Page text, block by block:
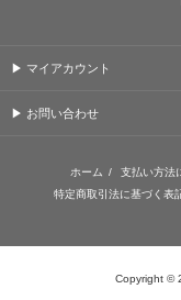
▶ マイアカウント
▶ お問い合わせ
ホーム / 支払い方法
特定商取引法に基づく表
Copyright ©